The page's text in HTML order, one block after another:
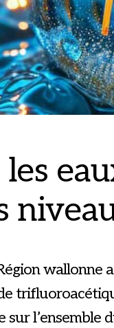
wallonne
sur l’ensemble